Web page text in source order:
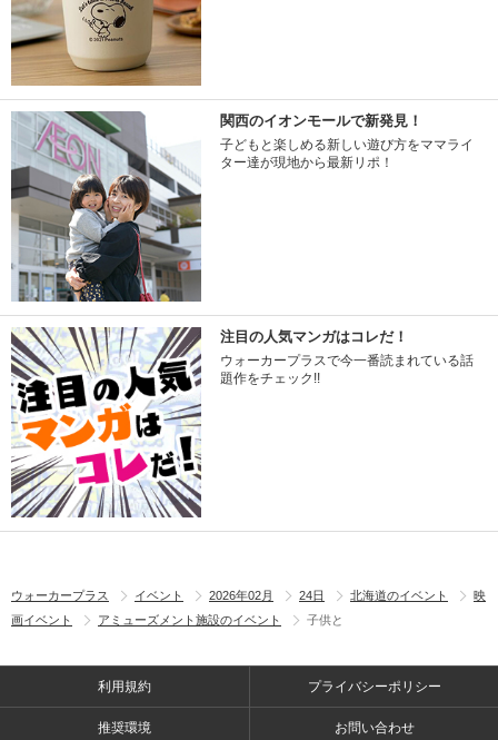
関西のイオンモールで新発見！
子どもと楽しめる新しい遊び方をママライ
ター達が現地から最新リポ！
注目の人気マンガはコレだ！
ウォーカープラスで今一番読まれている話
題作をチェック!!
ウォーカープラス イベント 2026年02月 24日 北海道のイベント
映
画イベント
アミューズメント施設のイベント 子供と
利用規約 プライバシーポリシー
推奨環境 お問い合わせ